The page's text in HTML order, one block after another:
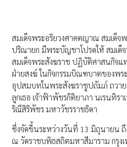
สมเด็จพระอริยวงศาคตญาณ สมเด็จ
ปริณายก มีพระบัญชาโปรดให้ สมเด็
สมเด็จพระสังฆราช ปฏิบัติศาสนกิจ
ฝ่ายสงฆ์ ในกิจกรรมบิณฑบาตของพร
อุปสมบทในพระสังฆราชูปถัมภ์ ถวาย
ลูกเธอ เจ้าฟ้าพัชรกิติยาภา นเรนทิร
ริณีสิริพัชร มหาวัชรราชธิดา
ซึ่งจัดขึ้นระหว่างวันที่ 13 มิถุนายน
ณ วัดราชบพิธสถิตมหาสีมาราม กรุง